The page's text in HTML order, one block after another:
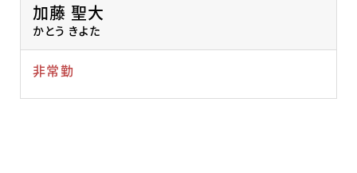
加藤 聖大
かとう きよた
非常勤